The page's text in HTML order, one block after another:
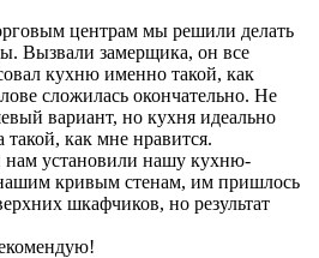
центрам мы решили делать
Вызвали замерщика, он все
кухню именно такой, как
сложилась окончательно. Не
вариант, но кухня идеально
такой, как мне нравится.
нам установили нашу кухню-
кривым стенам, им пришлось
шкафчиков, но результат